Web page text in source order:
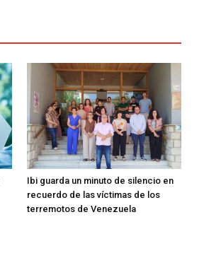
Ibi guarda un minuto de silencio en
recuerdo de las víctimas de los
terremotos de Venezuela